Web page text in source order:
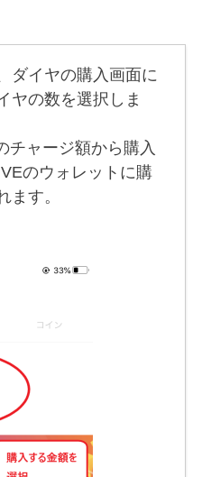
ダイヤの購入画面に
ヤの数を選択しま
チャージ額から購入
のウォレットに購
ます。